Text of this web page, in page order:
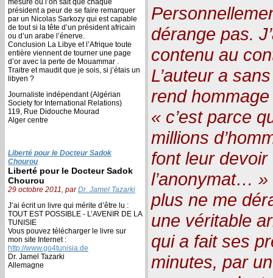
mesure où l’on sait que chaque
président a peur de se faire remarquer
par un Nicolas Sarkozy qui est capable
de tout si la tête d’un président africain
ou d’un arabe l’énerve.
Conclusion La Libye et l’Afrique toute
entière viennent de tourner une page
d’or avec la perte de Mouammar .
Traitre et maudit que je sois, si j’étais un
libyen ?
Journaliste indépendant (Algérian
Society for International Relations)
119, Rue Didouche Mourad
Alger centre
Liberté pour le Docteur Sadok
Chourou
Liberté pour le Docteur Sadok
Chourou
29 octobre 2011, parDr. Jamel Tazarki
J’ai écrit un livre qui mérite d’être lu :
TOUT EST POSSIBLE - L’AVENIR DE LA
TUNISIE
Vous pouvez télécharger le livre sur
mon site Internet :
http://www.go4tunisia.de
Dr. Jamel Tazarki
Allemagne
dérange pas.
contenu au
L’auteur a
rend
« c’est parce
millions
font leur
l’anonymat… »
plus ne me
une véritable
qui a fait ses
minutes, par